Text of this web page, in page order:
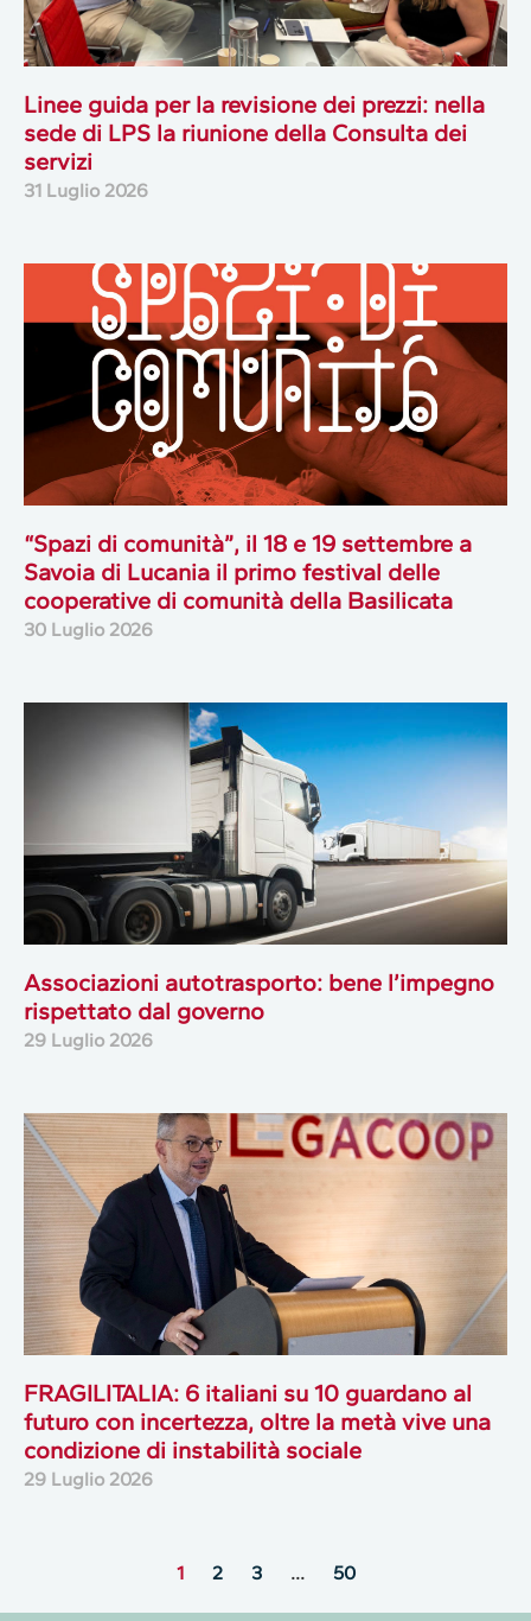
Linee guida per la revisione dei prezzi: nella
sede di LPS la riunione della Consulta dei
servizi
31 Luglio 2026
“Spazi di comunità”, il 18 e 19 settembre a
Savoia di Lucania il primo festival delle
cooperative di comunità della Basilicata
30 Luglio 2026
Associazioni autotrasporto: bene l’impegno
rispettato dal governo
29 Luglio 2026
FRAGILITALIA: 6 italiani su 10 guardano al
futuro con incertezza, oltre la metà vive una
condizione di instabilità sociale
29 Luglio 2026
1 2 3 … 50